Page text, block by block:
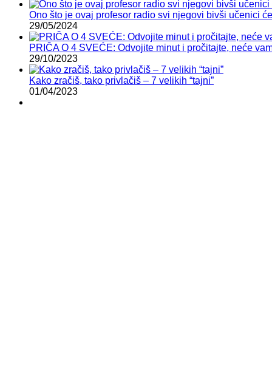
Ono što je ovaj profesor radio svi njegovi bivši učenici
29/05/2024
PRIČA O 4 SVEĆE: Odvojite minut i pročitajte, neće
29/10/2023
Kako zračiš, tako privlačiš – 7 velikih “tajni”
01/04/2023